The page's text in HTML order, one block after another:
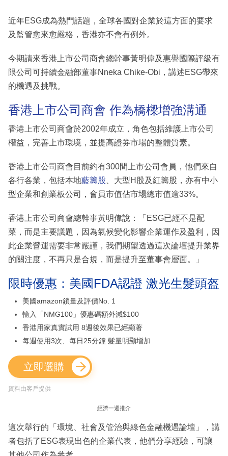
近年ESG成為熱門話題，全球各國對企業於這方面的要求
及監管愈來愈嚴格，香港亦不會有例外。
今期請來香港上市公司商會總幹事黃明偉及惠譽國際評級有
限公司可持續金融部董事Nneka Chike-Obi，講述ESG帶來
的機遇及挑戰。
香港上市公司商會 作為橋樑增強溝通
香港上市公司商會於2002年成立，角色包括維護上市公司
權益，完善上市環境，並提高證券市場的整體質素。
香港上市公司商會目前約有300間上市公司會員，他們來自
各行各業，包括本地藍籌股 、大型H股及紅籌股，亦有中小
型企業和創業板公司，會員市值佔市場總市值逾33%。
香港上市公司商會總幹事黃明偉說：「ESG已經不是配
菜，而是主要議題，因為氣候變化影響企業運作及盈利，因
此企業營運需要非常嚴謹，我們期望透過這次論壇提升業界
的關注度，不再只是合規，而是提升至董事會層面。」
限時優惠：美國FDA認證 激光生髮頭盔
美國amazon鎖量及評價No. 1
輸入「NMG100」優惠碼額外減$100
香港用家真實試用 8週後效果已經顯著
每週使用3次、每日25分鐘 髮量明顯增加
立即選購
資料由客戶提供
經濟一週推介
這次舉行的「環境、社會及管治與綠色金融機遇論壇」，講
者包括了ESG表現出色的企業代表，他們分享經驗，可讓